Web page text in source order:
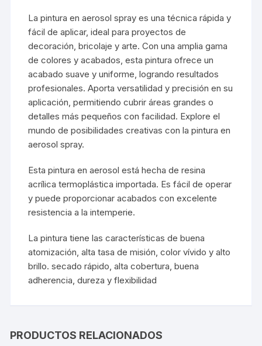
La pintura en aerosol spray es una técnica rápida y
fácil de aplicar, ideal para proyectos de
decoración, bricolaje y arte. Con una amplia gama
de colores y acabados, esta pintura ofrece un
acabado suave y uniforme, logrando resultados
profesionales. Aporta versatilidad y precisión en su
aplicación, permitiendo cubrir áreas grandes o
detalles más pequeños con facilidad. Explore el
mundo de posibilidades creativas con la pintura en
aerosol spray.
Esta pintura en aerosol está hecha de resina
acrílica termoplástica importada. Es fácil de operar
y puede proporcionar acabados con excelente
resistencia a la intemperie.
La pintura tiene las características de buena
atomización, alta tasa de misión, color vívido y alto
brillo. secado rápido, alta cobertura, buena
adherencia, dureza y flexibilidad
PRODUCTOS RELACIONADOS